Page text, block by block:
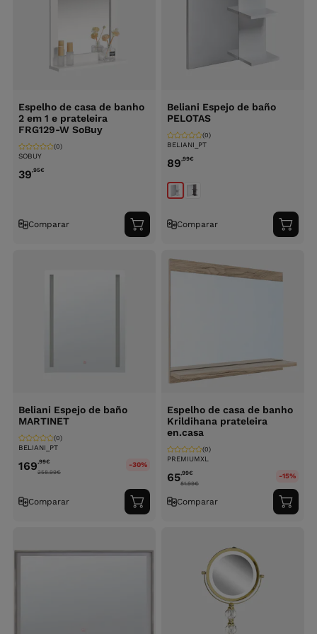
Espelho de casa de banho
2 em 1 e prateleira
FRG129-W SoBuy
SOBUY
(0)
39,95€
Comparar
Adicionar
ao
Beliani Espejo de baño
PELOTAS
BELIANI_PT
(0)
89,99€
Comparar
ao
Beliani Espejo de baño
MARTINET
BELIANI_PT
(0)
169,99€
258.99€
-30%
Comparar
Adicionar
ao
Espelho de casa de banho
Krildihana prateleira
en.casa
PREMIUMXL
(0)
65,99€
81.99€
-15%
Comparar
ao